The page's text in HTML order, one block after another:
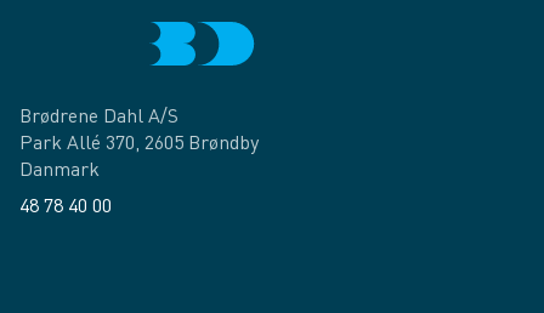
Brødrene Dahl A/S
Park Allé 370, 2605 Brøndby
Danmark
48 78 40 00